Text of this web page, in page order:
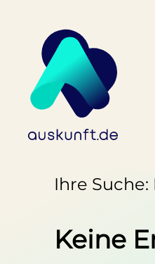
Ihre Suche:
Keine